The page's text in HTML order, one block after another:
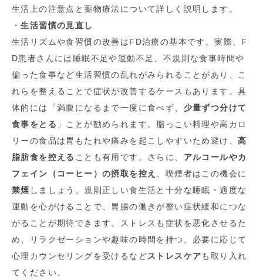
生活上の注意点と薬物療法について詳しく説明します。
・生活習慣の見直し
生活リズムや食習慣の改善はFD治療の基本です。実際、F
D患者さんには睡眠不足や運動不足、不規則な食事時間や
偏った食事など生活習慣の乱れがみられることがあり、こ
れらを整えることで症状が改善するケースもあります。具
体的には「満腹になるまで一度に食べず、 少量ずつ分けて
食事をとる 」ことが勧められます。脂っこい料理や高カロ
リーの食品は胃もたれや痛みを起こしやすいため避け、 高
脂肪食を控える ことも有用です。さらに、 アルコールやカ
フェイン（コーヒー）の摂取を控え
、喫煙者はこの機会に
禁煙 しましょう。規則正しい食生活と十分な睡眠・適度な
運動を心がけることで、胃腸の働きが整い症状緩和につな
がることが期待できます。ストレスも症状を悪化させるた
め、リラクゼーションや趣味の時間を持つ、必要に応じて
心理カウンセリングを受けるなどストレスケアも取り入れ
てください。